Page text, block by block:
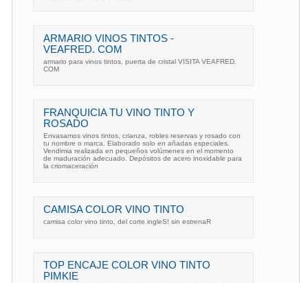
ARMARIO VINOS TINTOS -
VEAFRED. COM
armario para vinos tintos, puerta de cristal VISITA VEAFRED.
COM
FRANQUICIA TU VINO TINTO Y
ROSADO
Envasamos vinos tintos, crianza, robles reservas y rosado con
tu nombre o marca. Elaborado solo en añadas especiales.
Vendimia realizada en pequeños volúmenes en el momento
de maduración adecuado. Depósitos de acero inoxidable para
la criomaceración
CAMISA COLOR VINO TINTO
camisa color vino tinto, del corte ingleS! sin estrenaR
TOP ENCAJE COLOR VINO TINTO
PIMKIE